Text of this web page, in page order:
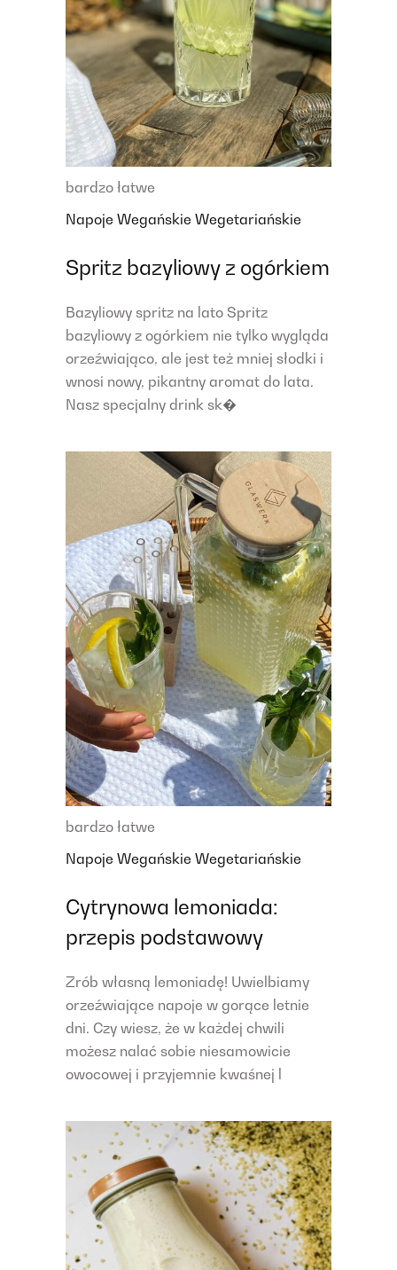
bardzo łatwe
Napoje Wegańskie Wegetariańskie
Spritz bazyliowy z ogórkiem
Bazyliowy spritz na lato Spritz
bazyliowy z ogórkiem nie tylko wygląda
orzeźwiająco, ale jest też mniej słodki i
wnosi nowy, pikantny aromat do lata.
Nasz specjalny drink sk�
bardzo łatwe
Napoje Wegańskie Wegetariańskie
Cytrynowa lemoniada:
przepis podstawowy
Zrób własną lemoniadę! Uwielbiamy
orzeźwiające napoje w gorące letnie
dni. Czy wiesz, że w każdej chwili
możesz nalać sobie niesamowicie
owocowej i przyjemnie kwaśnej l